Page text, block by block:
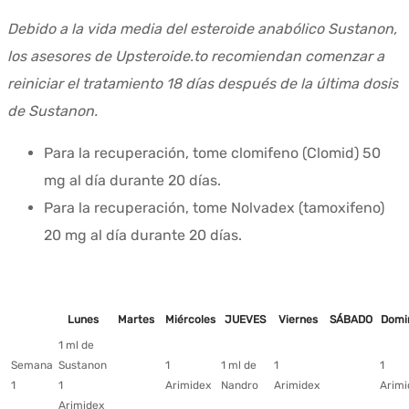
Debido a la vida media del esteroide anabólico Sustanon,
los asesores de Upsteroide.to recomiendan comenzar a
reiniciar el tratamiento 18 días después de la última dosis
de Sustanon.
Para la recuperación, tome clomifeno (Clomid) 50
mg al día durante 20 días.
Para la recuperación, tome Nolvadex (tamoxifeno)
20 mg al día durante 20 días.
Lunes Martes Miércoles JUEVES Viernes SÁBADO
Semana
1
1 ml de
Sustanon
1
Arimidex
1
Arimidex
1 ml de
Nandro
1
Arimidex
1